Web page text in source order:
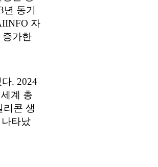
년 동기
자
증가한
. 2024
계 총
리콘 생
타났